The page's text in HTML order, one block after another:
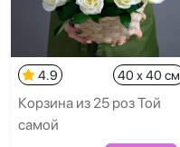
4.9 40 x 40 см
Корзина из 25 роз Той
самой